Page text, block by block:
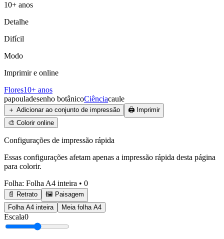
10+ anos
Detalhe
Difícil
Modo
Imprimir e online
Flores10+ anos
papouladesenho botânicoCiênciacaule
＋ Adicionar ao conjunto de impressão 🖨️ Imprimir
🎨 Colorir online
Configurações de impressão rápida
Essas configurações afetam apenas a impressão rápida desta página
para colorir.
Folha: Folha A4 inteira • 0
📄 Retrato
🖼️ Paisagem
Folha A4 inteira
Meia folha A4
Escala0